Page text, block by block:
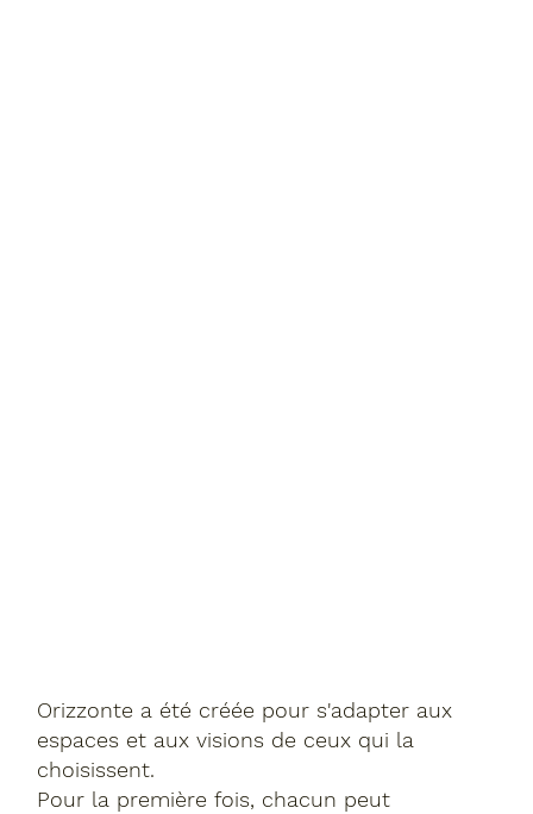
Orizzonte a été créée pour s'adapter aux
espaces et aux visions de ceux qui la
choisissent.
Pour la première fois, chacun peut